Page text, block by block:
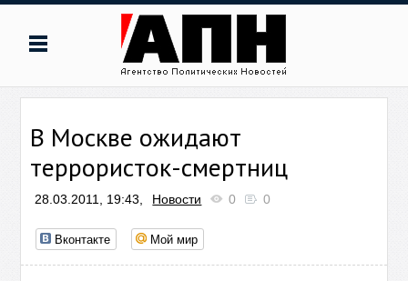
В Москве ожидают
террористок-смертниц
28.03.2011, 19:43, Новости 0 0
Вконтакте Мой мир